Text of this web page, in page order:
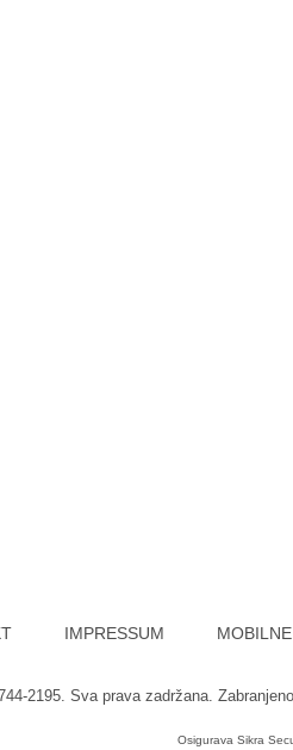
IMPRESSUM
2195. Sva prava zadržana.
Osigurava Sikra